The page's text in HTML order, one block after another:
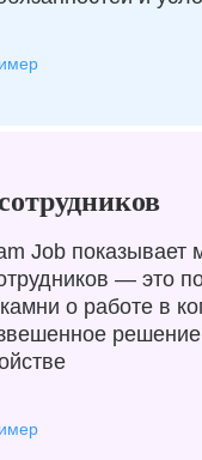
Job показывает
— это
о работе в
решение